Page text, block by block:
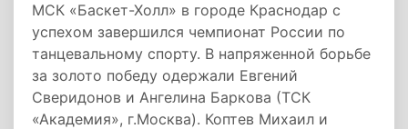
МСК «Баскет-Холл» в городе Краснодар с
успехом завершился чемпионат России по
танцевальному спорту. В напряженной борьбе
за золото победу одержали Евгений
Сверидонов и Ангелина Баркова (ТСК
«Академия», г.Москва). Коптев Михаил и